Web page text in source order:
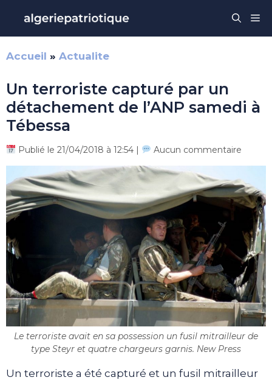
contenu
Accueil » Actualite
Un terroriste capturé par un
détachement de l’ANP samedi à
Tébessa
Publié le 21/04/2018 à 12:54 | Aucun commentaire
Le terroriste avait en sa possession un fusil mitrailleur de
type Steyr et quatre chargeurs garnis. New Press
Un terroriste a été capturé et un fusil mitrailleur